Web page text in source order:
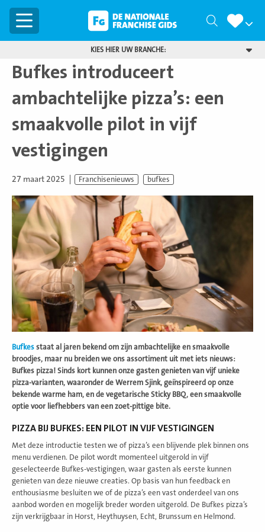
Menu Zoeken
KIES HIER UW BRANCHE:
Bufkes introduceert
ambachtelijke pizza’s: een
smaakvolle pilot in vijf
vestigingen
27 maart 2025 Franchisenieuws bufkes
Bufkes staat al jaren bekend om zijn ambachtelijke en smaakvolle
broodjes, maar nu breiden we ons assortiment uit met iets nieuws:
Bufkes pizza! Sinds kort kunnen onze gasten genieten van vijf unieke
pizza-varianten, waaronder de Werrem Sjink, geïnspireerd op onze
bekende warme ham, en de vegetarische Sticky BBQ, een smaakvolle
optie voor liefhebbers van een zoet-pittige bite.
PIZZA BIJ BUFKES: EEN PILOT IN VIJF VESTIGINGEN
Met deze introductie testen we of pizza’s een blijvende plek binnen ons
menu verdienen. De pilot wordt momenteel uitgerold in vijf
geselecteerde Bufkes-vestigingen, waar gasten als eerste kunnen
genieten van deze nieuwe creaties. Op basis van hun feedback en
enthousiasme besluiten we of de pizza’s een vast onderdeel van ons
aanbod worden en mogelijk breder worden uitgerold. De Bufkes pizza’s
zijn verkrijgbaar in Horst, Heythuysen, Echt, Brunssum en Helmond.